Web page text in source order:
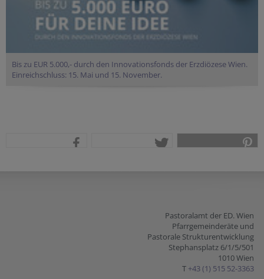
Bis zu EUR 5.000,- durch den Innovationsfonds der Erzdiözese Wien.
Einreichschluss: 15. Mai und 15. November.
Pastoralamt der ED. Wien
Pfarrgemeinderäte und
Pastorale Strukturentwicklung
Stephansplatz 6/1/5/501
1010 Wien
T +43 (1) 515 52-3363